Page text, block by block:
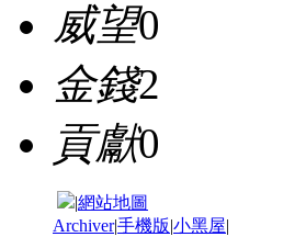
威望0
金錢2
貢獻0
|網站地圖
Archiver|手機版|小黑屋|